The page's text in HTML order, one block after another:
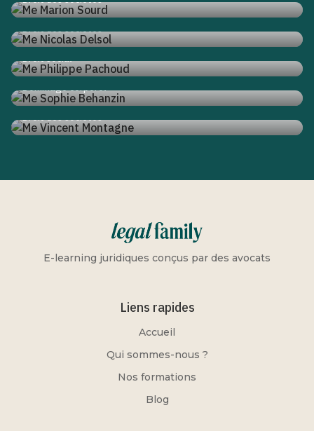
Me Nicolas Delsol
Droit des sociétés
Me Philippe Pachoud
Droit social
Me Sophie Behanzin
Dommage corporel
Me Vincent Montagne
Droit des sociétés
E-learning juridiques conçus par des avocats
Liens rapides
Accueil
Qui sommes-nous ?
Nos formations
Blog